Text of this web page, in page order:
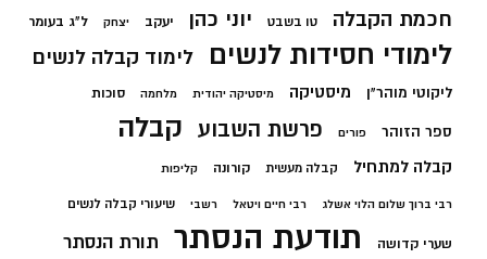
חכמת הקבלה טו בשבט יוני כהן יעקב יצחק ל"ג בעומר
לימודי חסידות לנשים לימוד קבלה לנשים
ליקוטי מוהר"ן מיסטיקה מיסטיקה יהודית מלחמה סוכות
ספר הזוהר פורים פרשת השבוע קבלה
קבלה למתחיל קבלה מעשית קורונה קליפות
רבי ברוך שלום הלוי אשלג רבי חיים ויטאל רשבי שיעורי קבלה לנשים
שערי קדושה תודעת הנסתר תורת הנסתר